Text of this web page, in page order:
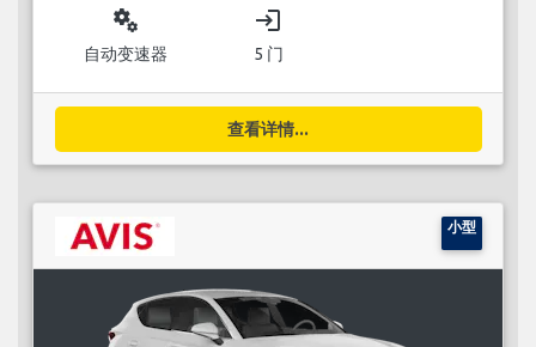
miscellaneous_services
自动变速器
login
5 门
查看详情...
小型